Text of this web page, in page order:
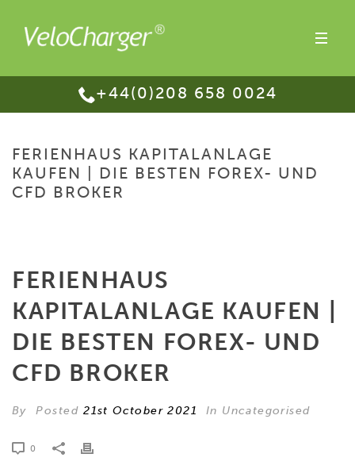
+44(0)208 658 0024
FERIENHAUS KAPITALANLAGE
KAUFEN | DIE BESTEN FOREX- UND
CFD BROKER
FERIENHAUS
KAPITALANLAGE KAUFEN |
DIE BESTEN FOREX- UND
CFD BROKER
By Posted21st October 2021 In Uncategorised
0